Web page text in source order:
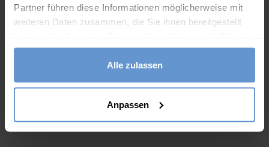
Partner führen diese Informationen möglicherweise mit
weiteren Daten zusammen, die Sie ihnen bereitgestellt
gesammelt haben.
Alle zulassen
Anpassen
texturierter Bio-